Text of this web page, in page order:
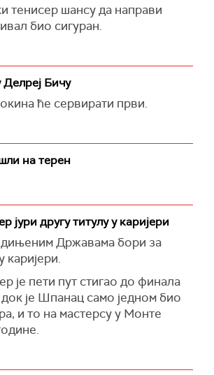
тенисер шансу да направи
био сигуран.
Делреј Бичу
ће сервирати први.
на терен
јури другу титулу у каријери
Државама бори за
каријери.
је пети пут стигао до финала
је Шпанац само једном био
и то на мастерсу у Монте